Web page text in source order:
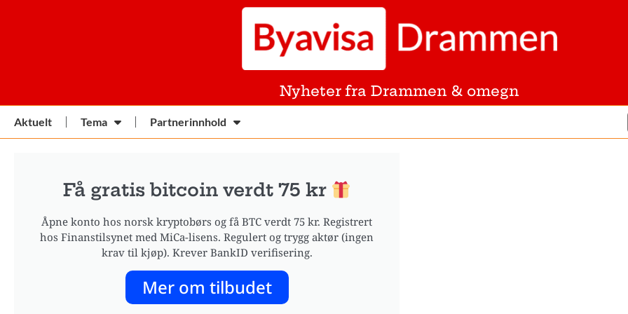
Nyheter fra Drammen & omegn
Aktuelt Tema Partnerinnhold
Få gratis bitcoin verdt 75 kr
Åpne konto hos norsk kryptobørs og få BTC verdt 75 kr. Registrert
hos Finanstilsynet med MiCa-lisens. Regulert og trygg aktør (ingen
krav til kjøp). Krever BankID verifisering.
Mer om tilbudet